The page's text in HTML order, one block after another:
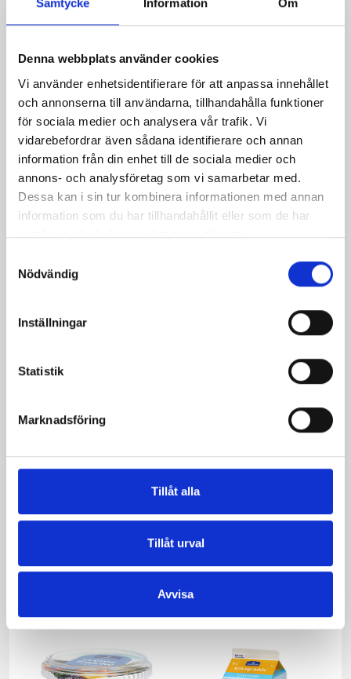
Samtycke Information Om
Denna webbplats använder cookies
Vi använder enhetsidentifierare för att anpassa innehållet
och annonserna till användarna, tillhandahålla funktioner
för sociala medier och analysera vår trafik. Vi
vidarebefordrar även sådana identifierare och annan
information från din enhet till de sociala medier och
annons- och analysföretag som vi samarbetar med.
Dessa kan i sin tur kombinera informationen med annan
information som du har tillhandahållit eller som de har
samlat in när du har använt deras tjänster.
Nödvändig
Inställningar
Statistik
Marknadsföring
Tillåt alla
Tillåt urval
Avvisa
Päronfil 2,7%
Skogsbärsfil 2,7%
Crème Fraichen
Crème Fraichen